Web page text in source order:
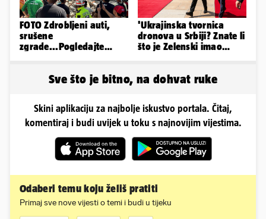
FOTO Zdrobljeni auti,
srušene
zgrade...Pogledajte
'Ukrajinska tvornica
dronova u Srbiji? Znate li
što je Zelenski imao
Sve što je bitno, na dohvat ruke
Skini aplikaciju za najbolje iskustvo portala. Čitaj,
komentiraj i budi uvijek u toku s najnovijim vijestima.
Odaberi temu koju želiš pratiti
Primaj sve nove vijesti o temi i budi u tijeku